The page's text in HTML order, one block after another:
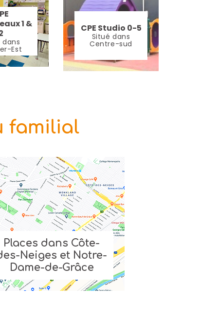
1 &
dans
Est
CPE Studio 0-5
Situé dans
Centre-sud
familial
Places dans Côte-
Neiges et Notre-
Dame-de-Grâce